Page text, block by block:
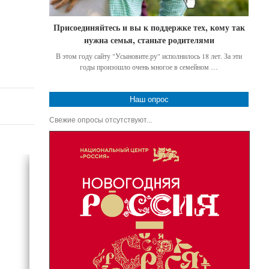
Присоединяйтесь и вы к поддержке тех, кому так
нужна семья, станьте родителями
В этом году сайту "Усыновите.ру" исполнилось 18 лет. За эти
годы произошло очень многое в семейном …
Наш опрос
Свежие опросы отсутствуют...